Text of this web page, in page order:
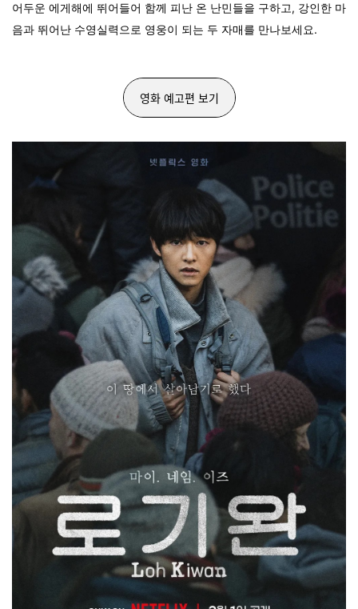
어두운 에게해에 뛰어들어 함께 피난 온 난민들을 구하고, 강인한 마
음과 뛰어난 수영실력으로 영웅이 되는 두 자매를 만나보세요.
영화 예고편 보기